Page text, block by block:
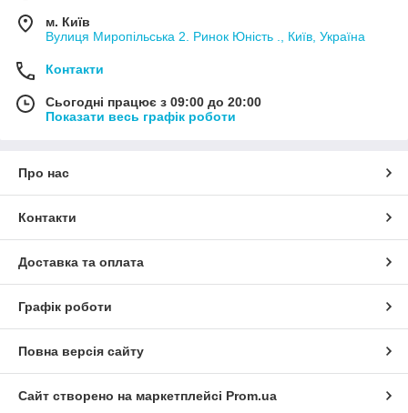
м. Київ
Вулиця Миропільська 2. Ринок Юність ., Київ, Україна
Контакти
Сьогодні працює з 09:00 до 20:00
Показати весь графік роботи
Про нас
Контакти
Доставка та оплата
Графік роботи
Повна версія сайту
Сайт створено на маркетплейсі Prom.ua